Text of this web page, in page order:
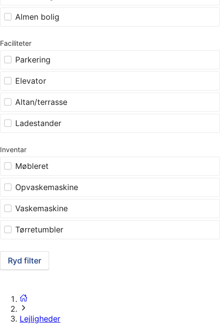
Almen bolig
Faciliteter
Parkering
Elevator
Altan/terrasse
Ladestander
Inventar
Møbleret
Opvaskemaskine
Vaskemaskine
Tørretumbler
Ryd filter
Lejligheder